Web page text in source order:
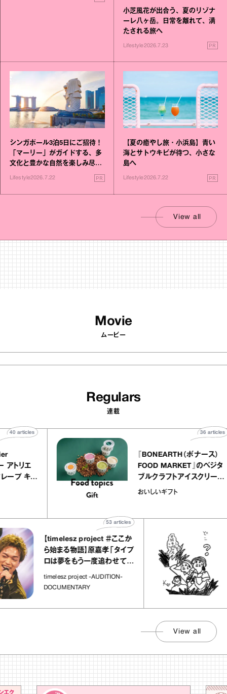
小芝風花が出合う、夏のリゾナ
ーレ八ヶ岳。日常を離れて、満
たされる旅へ
Lifestyle2026.7.23 PR
シンガポール3泊5日にご招待！
「マーリー」がガイドする、多
文化と豊かな自然を楽しみ尽く
Lifestyle2026.7.22 PR
【夏の癒やし旅・小浜島】青い
海とサトウキビが待つ、小さな
島へ
Lifestyle2026.7.22 PR
View all
Movie
ムービー
Regulars
連載
atelier
リー アトリエ
ルクレープ キャ
40articles
『BONEARTH（ボナー
FOOD MARKET』の
ブルクラフトアイスク
｜真野知子の「おいし
おいしいギフト
36
【timelesz project ＃ここか
ら始まる物語】原嘉孝「タイプ
ロは夢をもう一度追わせてく
れた場所」
timelesz project -AUDITION-
DOCUMENTARY
articles
View all